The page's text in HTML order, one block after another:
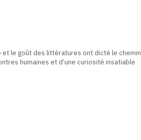
le goût des littératures ont dicté le chemin
humaines et d’une curiosité insatiable